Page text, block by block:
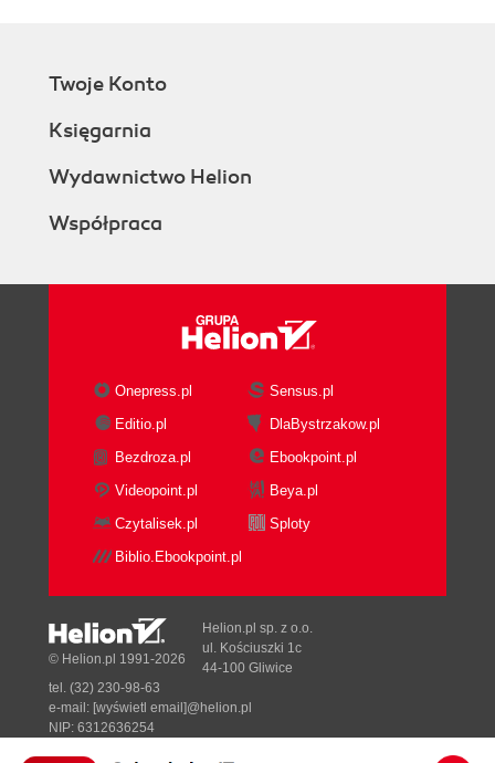
Twoje Konto
Księgarnia
Wydawnictwo Helion
Współpraca
Onepress.pl
Sensus.pl
Editio.pl
DlaBystrzakow.pl
Bezdroza.pl
Ebookpoint.pl
Videopoint.pl
Beya.pl
Czytalisek.pl
Sploty
Biblio.Ebookpoint.pl
© Helion.pl 1991-2026
Helion.pl sp. z o.o.
ul. Kościuszki 1c
44-100 Gliwice
tel. (32) 230-98-63
e-mail: [wyświetl email]@helion.pl
NIP: 6312636254